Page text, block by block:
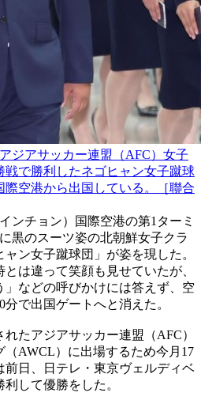
アジアサッカー連盟（AFC）女子
で勝利したネゴヒャン女子蹴球
際空港から出国している。［聯合
ンチョン）国際空港の第1ターミ
黒のスーツ姿の北朝鮮女子クラ
ン女子蹴球団」が姿を現した。
は違って笑顔も見せていたが、
」などの呼びかけには答えず、空
で出国ゲートへと消えた。
たアジアサッカー連盟（AFC）
AWCL）に出場するため今月17
前日、日テレ・東京ヴェルディベ
して優勝をした。